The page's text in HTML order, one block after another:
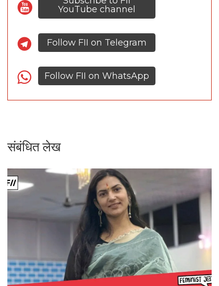
YouTube channel
Follow FII on Telegram
Follow FII on WhatsApp
संबंधित लेख